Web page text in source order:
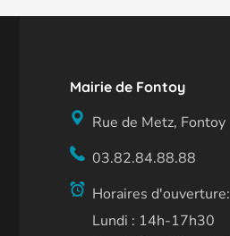
Mairie de Fontoy
Rue de Metz, Fontoy
03.82.84.88.88
Horaires d'ouverture:
Lundi : 14h-17h30